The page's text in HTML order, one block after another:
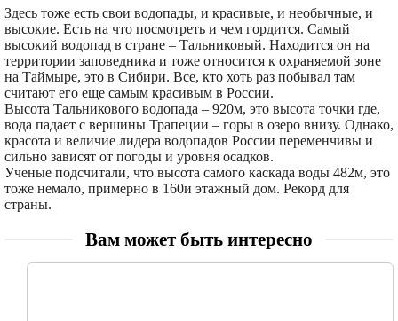
Здесь тоже есть свои водопады, и красивые, и необычные, и
высокие. Есть на что посмотреть и чем гордится. Самый
высокий водопад в стране – Тальниковый. Находится он на
территории заповедника и тоже относится к охраняемой зоне
на Таймыре, это в Сибири. Все, кто хоть раз побывал там
считают его еще самым красивым в России.
Высота Тальникового водопада – 920м, это высота точки где,
вода падает с вершины Трапеции – горы в озеро внизу. Однако,
красота и величие лидера водопадов России переменчивы и
сильно зависят от погоды и уровня осадков.
Ученые подсчитали, что высота самого каскада воды 482м, это
тоже немало, примерно в 160и этажный дом. Рекорд для
страны.
Вам может быть интересно